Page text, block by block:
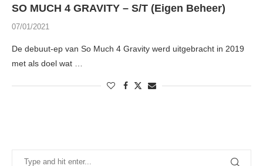
SO MUCH 4 GRAVITY – S/T (Eigen Beheer)
07/01/2021
De debuut-ep van So Much 4 Gravity werd uitgebracht in 2019
met als doel wat …